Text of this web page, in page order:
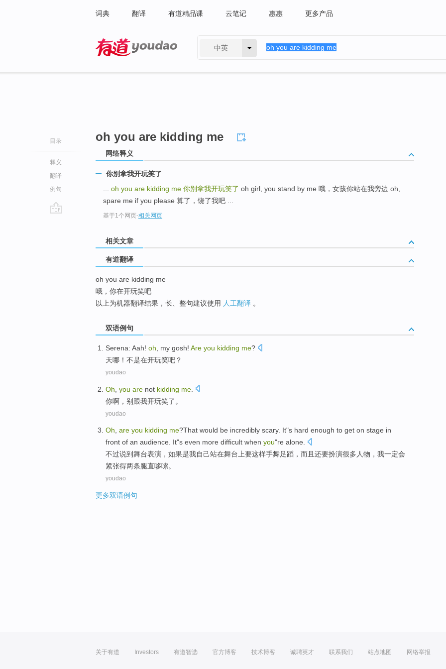
词典 翻译 有道精品课 云笔记 惠惠 更多产品
中英
目录
释义
翻译
例句
oh you are kidding me
网络释义
你别拿我开玩笑了
oh you are kidding me 你别拿我开玩笑了 oh girl, you stand by me 哦，女孩你站在我旁边 oh,
spare me if you please 算了，饶了我吧 ...
基于1个网页-相关网页
相关文章
有道翻译
oh you are kidding me
哦，你在开玩笑吧
以上为机器翻译结果，长、整句建议使用 人工翻译 。
双语例句
Serena: Aah! oh my gosh! Are you kidding me?
天哪 ！不是在开玩笑吧？
youdao
Oh you are not kidding me
你啊 ， 别 跟我开玩笑了。
youdao
Oh, are you kidding me?That would be incredibly scary. It"s hard enough to get on stage in
front of an audience. It"s even more difficult when you"re alone.
不过说到舞台表演，如果是我自己站在舞台上要这样手舞足蹈， 而且 还要扮演很多人物，我一定会
紧张得两条腿直哆嗦。
youdao
更多双语例句
关于有道 Investors 有道智选 官方博客 技术博客 诚聘英才 联系我们 站点地图 网络举报